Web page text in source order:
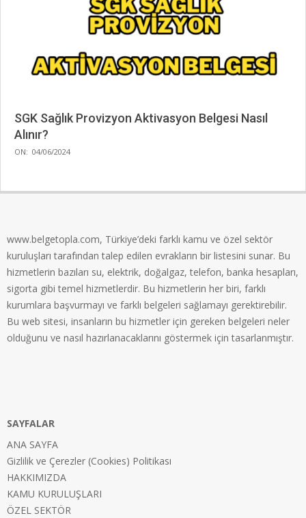
SGK Sağlık Provizyon Aktivasyon Belgesi Nasıl
Alınır?
2024-
ON: 04/06/2024
www.belgetopla.com, Türkiye’deki farklı kamu ve özel sektör
kuruluşları tarafından talep edilen evrakların bir listesini sunar. Bu
hizmetlerin bazıları su, elektrik, doğalgaz, telefon, banka hesapları,
sigorta gibi temel hizmetlerdir. Bu hizmetlerin her biri, farklı
kurumlara başvurmayı ve farklı belgeleri sağlamayı gerektirebilir.
Bu web sitesi, insanların bu hizmetler için gereken belgeleri neler
olduğunu ve nasıl hazırlanacaklarını göstermek için tasarlanmıştır.
SAYFALAR
ANA SAYFA
Gizlilik ve Çerezler (Cookies) Politikası
HAKKIMIZDA
KAMU KURULUŞLARI
ÖZEL SEKTÖR